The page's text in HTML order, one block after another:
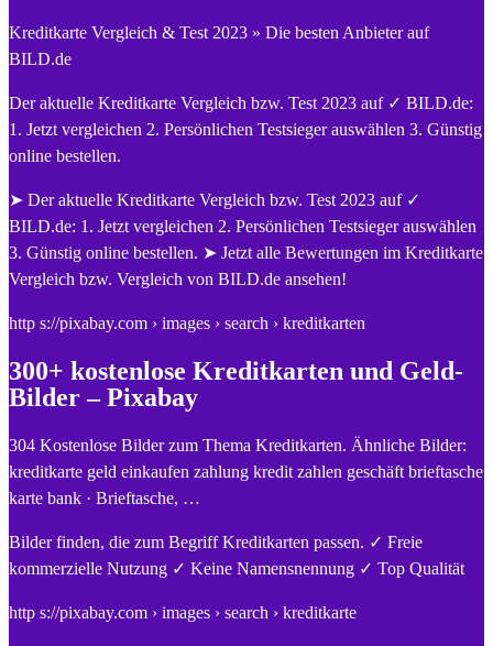
Kreditkarte Vergleich & Test 2023 » Die besten Anbieter auf
BILD.de
Der aktuelle Kreditkarte Vergleich bzw. Test 2023 auf ✓ BILD.de:
1. Jetzt vergleichen 2. Persönlichen Testsieger auswählen 3. Günstig
online bestellen.
➤ Der aktuelle Kreditkarte Vergleich bzw. Test 2023 auf ✓
BILD.de: 1. Jetzt vergleichen 2. Persönlichen Testsieger auswählen
3. Günstig online bestellen. ➤ Jetzt alle Bewertungen im Kreditkarte
Vergleich bzw. Vergleich von BILD.de ansehen!
http s://pixabay.com › images › search › kreditkarten
300+ kostenlose Kreditkarten und Geld-
Bilder – Pixabay
304 Kostenlose Bilder zum Thema Kreditkarten. Ähnliche Bilder:
kreditkarte geld einkaufen zahlung kredit zahlen geschäft brieftasche
karte bank · Brieftasche, …
Bilder finden, die zum Begriff Kreditkarten passen. ✓ Freie
kommerzielle Nutzung ✓ Keine Namensnennung ✓ Top Qualität
http s://pixabay.com › images › search › kreditkarte